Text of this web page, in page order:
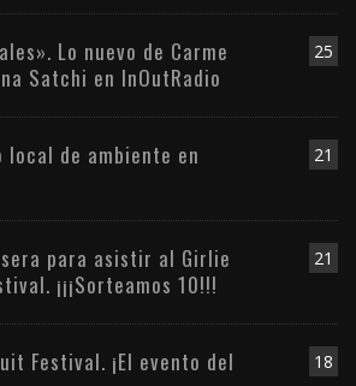
25
Lo nuevo de Carme
Satchi en InOutRadio
21
local de ambiente en
21
para asistir al Girlie
¡¡¡Sorteamos 10!!!
18
Festival. ¡El evento del